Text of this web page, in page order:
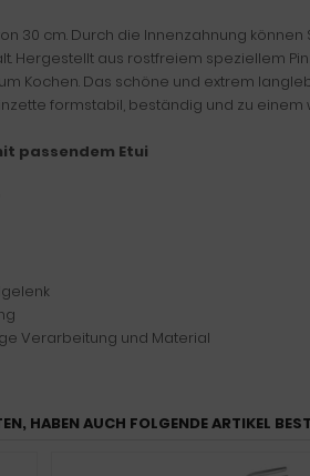
30 cm. Durch die Innenzahnung können
Hergestellt aus rostfreiem speziellem
Kochen. Das schöne und extrem
formstabil, beständig und zu einem
passendem Etui
Verarbeitung und Material
HABEN AUCH FOLGENDE ARTIKEL